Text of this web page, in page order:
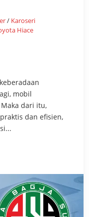
/ Karoseri
Hiace
mobil
dari itu,
dan efisien,